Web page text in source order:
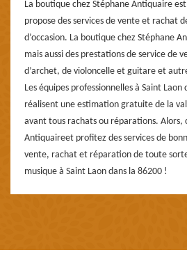
La boutique chez Stéphane Antiquaire
propose des services de vente et rachat
d’occasion. La boutique chez Stéphane
mais aussi des prestations de service de
d’archet, de violoncelle et guitare et
Les équipes professionnelles à Saint Laon
réalisent une estimation gratuite de la
avant tous rachats ou réparations. Alors,
Antiquaireet profitez des services de
vente, rachat et réparation de toute
musique à Saint Laon dans la 86200 !